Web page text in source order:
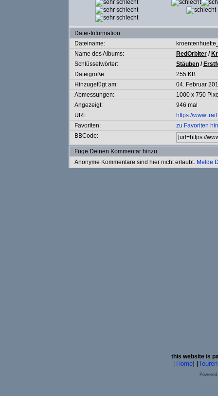
Datei-Information
Dateiname:
Name des Albums:
RedOrbiter/
Schlüsselwörter:
Stäuben/
Dateigröße:
255 KB
Hinzugefügt am:
04. Februar
Abmessungen:
1000 x 750
Angezeigt:
946 mal
URL:
https://
Favoriten:
zu Favoriten
BBCode:
Füge Deinen Kommentar hinzu
Anonyme Kommentare sind hier nicht erlaubt. Melde
this website is
[Home] [Touren